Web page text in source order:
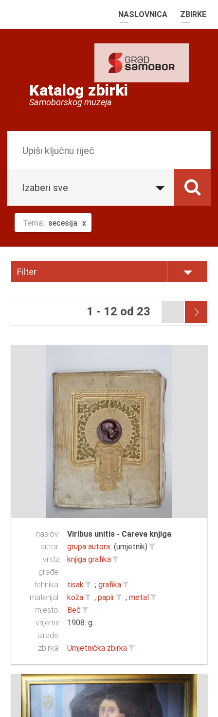
NASLOVNICA ZBIRKE
Katalog zbirki
Samoborskog muzeja
Izaberi sve
Tema: secesija
Filter
1 - 12 od 23
naslov:
Viribus unitis - Careva knjiga
autor:
grupa autora (umjetnik)
vrsta
građe:
knjiga grafika
tehnika: tisak ; grafika
materijal:
koža ; papir ; metal
mjesto:
Beč
vrijeme
izrade:
1908. g.
zbirka: Umjetnička zbirka